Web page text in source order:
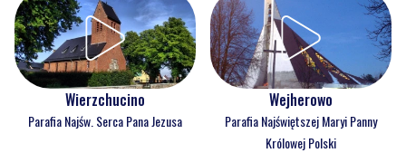
Wierzchucino
Parafia Najśw. Serca Pana Jezusa
Wejherowo
Parafia Najświętszej Maryi Panny
Królowej Polski